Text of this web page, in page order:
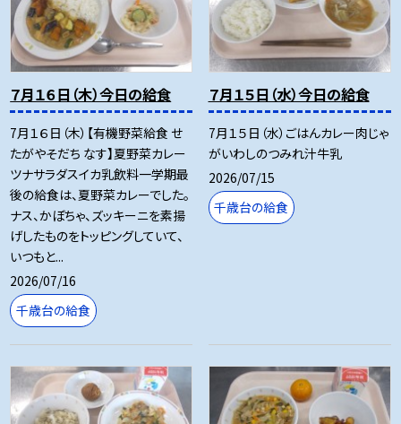
７月１６日（木）今日の給食
7月１６日（木）【有機野菜給食 せ
たがやそだち なす】夏野菜カレー
ツナサラダスイカ乳飲料一学期最
後の給食は、夏野菜カレーでした。
ナス、かぼちゃ、ズッキーニを素揚
げしたものをトッピングしていて、
いつもと...
2026/07/16
千歳台の給食
７月１５日（水）今日の給食
7月１５日（水）ごはんカレー肉じゃ
がいわしのつみれ汁牛乳
2026/07/15
千歳台の給食